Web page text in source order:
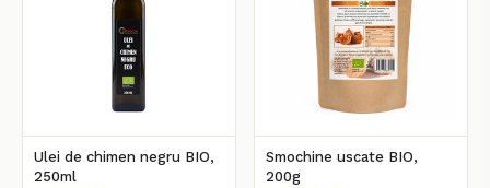
Ulei de chimen negru BIO,
250ml
Smochine uscate BIO,
200g